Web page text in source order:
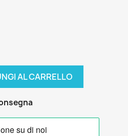
AL CARRELLO